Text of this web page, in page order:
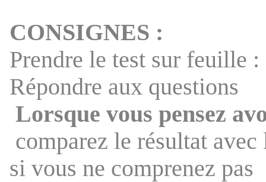
CONSIGNES :
Prendre le test sur feuille :
Répondre aux questions
Lorsque vous pensez
comparez le résultat
si vous ne comprenez pas